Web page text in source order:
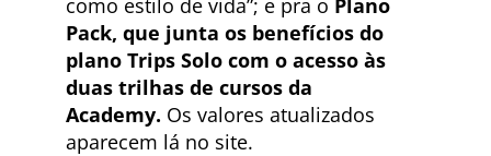
como estilo de vida”; e pra o Plano
Pack, que junta os benefícios do
plano Trips Solo com o acesso às
duas trilhas de cursos da
Academy. Os valores atualizados
aparecem lá no site.